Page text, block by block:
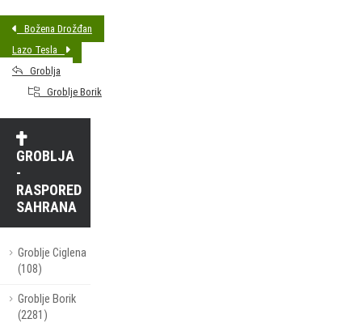
Božena Drožđan
Lazo Tesla
Groblja
Groblje Borik
GROBLJA
-
RASPORED
SAHRANA
Groblje Ciglena
(108)
Groblje Borik
(2281)